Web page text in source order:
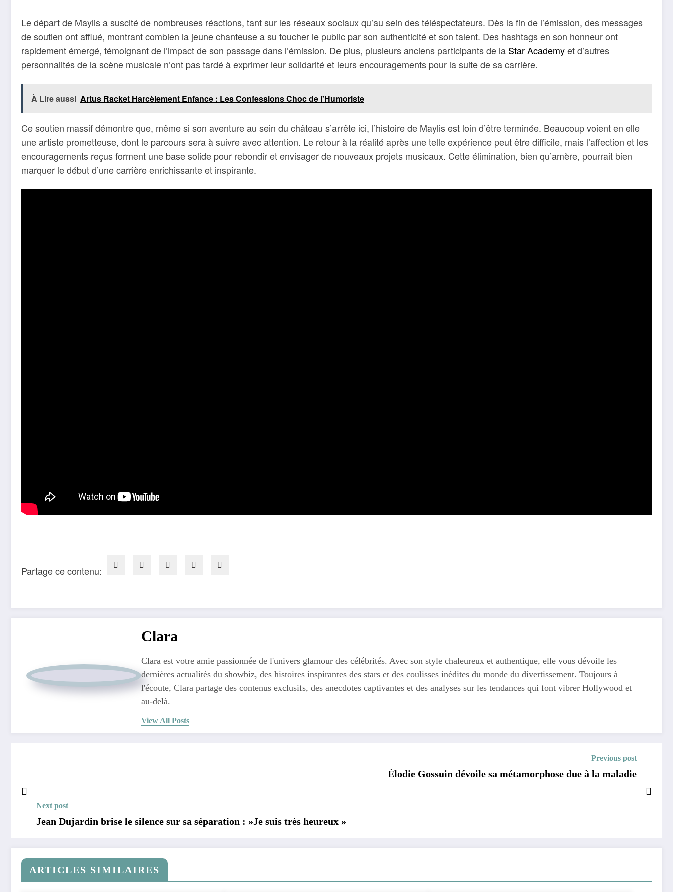
Le départ de Maylis a suscité de nombreuses réactions, tant sur les réseaux sociaux qu’au sein des téléspectateurs. Dès la fin de l’émission, des messages
de soutien ont afflué, montrant combien la jeune chanteuse a su toucher le public par son authenticité et son talent. Des hashtags en son honneur ont
rapidement émergé, témoignant de l’impact de son passage dans l’émission. De plus, plusieurs anciens participants de la Star Academyet d’autres
personnalités de la scène musicale n’ont pas tardé à exprimer leur solidarité et leurs encouragements pour la suite de sa carrière.
À Lire aussi Artus Racket Harcèlement Enfance : Les Confessions Choc de l'Humoriste
Ce soutien massif démontre que, même si son aventure au sein du château s’arrête ici, l’histoire de Maylis est loin d’être terminée. Beaucoup voient en elle
une artiste prometteuse, dont le parcours sera à suivre avec attention. Le retour à la réalité après une telle expérience peut être difficile, mais l’affection et les
encouragements reçus forment une base solide pour rebondir et envisager de nouveaux projets musicaux. Cette élimination, bien qu’amère, pourrait bien
marquer le début d’une carrière enrichissante et inspirante.
Partage ce contenu:
Clara
Clara est votre amie passionnée de l'univers glamour des célébrités. Avec son style chaleureux et authentique, elle vous dévoile les
dernières actualités du showbiz, des histoires inspirantes des stars et des coulisses inédites du monde du divertissement. Toujours à
l'écoute, Clara partage des contenus exclusifs, des anecdotes captivantes et des analyses sur les tendances qui font vibrer Hollywood et
au-delà.
View All Posts
Previous post
Élodie Gossuin dévoile sa métamorphose due à la maladie
Next post
Jean Dujardin brise le silence sur sa séparation : »Je suis très heureux »
ARTICLES SIMILAIRES